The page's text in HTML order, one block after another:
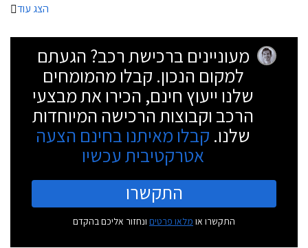
הצג עוד
מעוניינים ברכישת רכב? הגעתם
למקום הנכון. קבלו מהמומחים
שלנו ייעוץ חינם, הכירו את מבצעי
הרכב וקבוצות הרכישה המיוחדות
שלנו. קבלו מאיתנו בחינם הצעה
אטרקטיבית עכשיו
התקשרו
התקשרו או מלאו פרטים ונחזור אליכם בהקדם